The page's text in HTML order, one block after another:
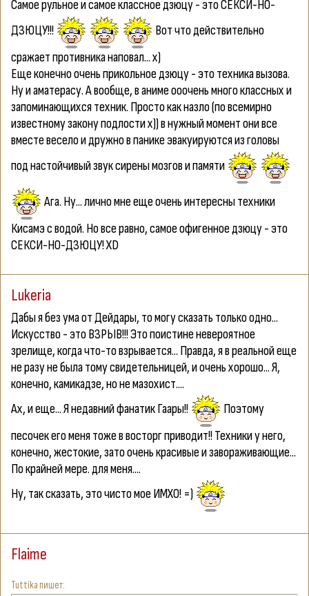
Самое рульное и самое классное дзюцу - это СЕКСИ-НО-
ДЗЮЦУ!!!
Вот что действительно
сражает противника наповал... х)
Еще конечно очень прикольное дзюцу - это техника вызова.
Ну и аматерасу. А вообще, в аниме ооочень много классных и
запоминающихся техник. Просто как назло (по всемирно
известному закону подлости х)) в нужный момент они все
вместе весело и дружно в панике эвакуируются из головы
под настойчивый звук сирены мозгов и памяти
Ага. Ну... лично мне еще очень интересны техники
Кисамэ с водой. Но все равно, самое офигенное дзюцу - это
СЕКСИ-НО-ДЗЮЦУ! XD
Lukeria
Дабы я без ума от Дейдары, то могу сказать только одно...
Искусство - это ВЗРЫВ!!! Это поистине невероятное
зрелище, когда что-то взрывается... Правда, я в реальной еще
не разу не была тому свидетельницей, и очень хорошо... Я,
конечно, камикадзе, но не мазохист....
Ах, и еще... Я недавний фанатик Гаары!!
Поэтому
песочек его меня тоже в восторг приводит!! Техники у него,
конечно, жестокие, зато очень красивые и завораживающие...
По крайней мере. для меня....
Ну, так сказать, это чисто мое ИМХО! =)
Flaime
Tuttika